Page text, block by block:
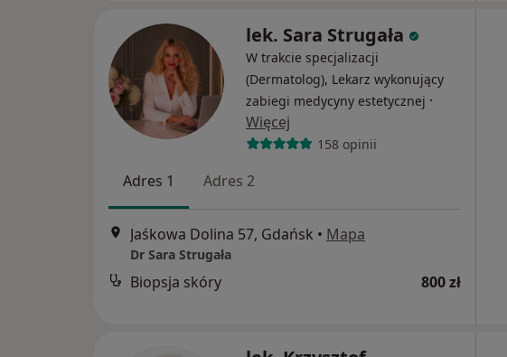
lek. Sara Strugała
W trakcie specjalizacji
(Dermatolog), Lekarz wykonujący
zabiegi medycyny estetycznej ·
Więcej
158 opinii
Adres 1 Adres 2
Jaśkowa Dolina 57, Gdańsk • Mapa
Dr Sara Strugała
Biopsja skóry 800 zł